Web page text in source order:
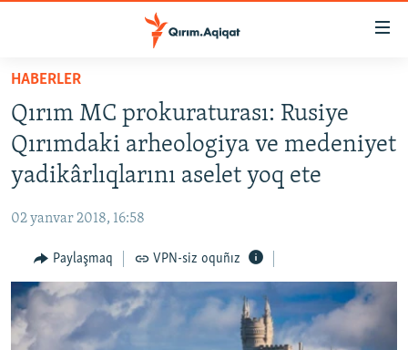
Esas
qaytmaq
Baş
navigatsiyağa
qaytmaq
Qıdıruvğa
qaytmaq
SİYASET
İQTİSADİYAT
MEDENİYET
İNSAN AQLARI
VİDEO
SÜRET
HABERLER
Qırım MC prokuraturası: Rusiye
Qırımdaki arheologiya ve medeniyet
yadikârlıqlarını aselet yoq ete
02 yanvar 2018, 16:58
Paylaşmaq VPN-siz oquñız